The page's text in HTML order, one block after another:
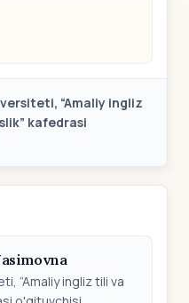
“Amaliy ingliz
kafedrasi
“Amaliy ingliz tili va